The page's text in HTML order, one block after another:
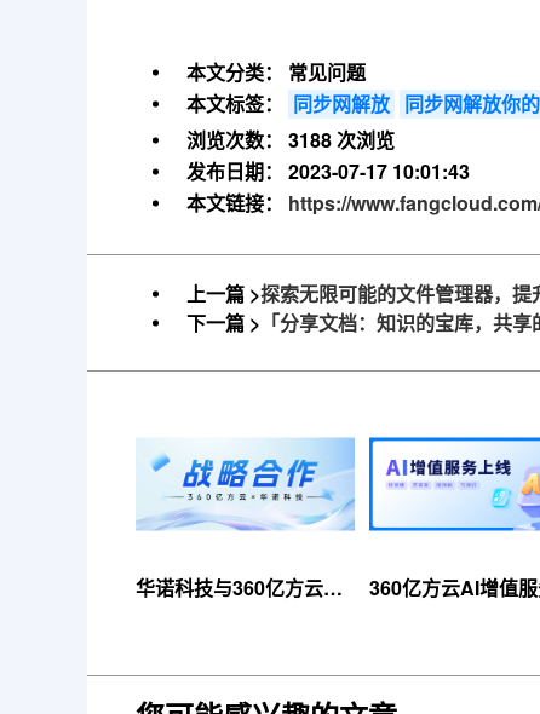
本文分类：
常见问题
本文标签：
同步网解放 同步网解放你的
浏览次数：
3188 次浏览
发布日期：
2023-07-17 10:01:43
本文链接：
https://
上一篇 >探索无限可能的文件管理器，
下一篇 > 「分享文档：知识的宝库，共享
华诺科技与360亿方云达
360亿方云AI增值